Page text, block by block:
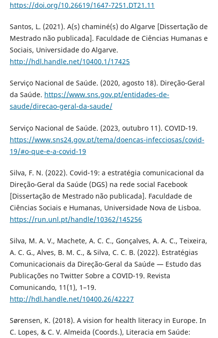
https://doi.org/10.26619/1647-7251.DT21.11
Santos, L. (2021). A(s) chaminé(s) do Algarve [Dissertação de
Mestrado não publicada]. Faculdade de Ciências Humanas e
Sociais, Universidade do Algarve.
http://hdl.handle.net/10400.1/17425
Serviço Nacional de Saúde. (2020, agosto 18). Direção-Geral
da Saúde. https://www.sns.gov.pt/entidades-de-
saude/direcao-geral-da-saude/
Serviço Nacional de Saúde. (2023, outubro 11). COVID-19.
https://www.sns24.gov.pt/tema/doencas-infecciosas/covid-
19/#o-que-e-a-covid-19
Silva, F. N. (2022). Covid-19: a estratégia comunicacional da
Direção-Geral da Saúde (DGS) na rede social Facebook
[Dissertação de Mestrado não publicada]. Faculdade de
Ciências Sociais e Humanas, Universidade Nova de Lisboa.
https://run.unl.pt/handle/10362/145256
Silva, M. A. V., Machete, A. C. C., Gonçalves, A. A. C., Teixeira,
A. C. G., Alves, B. M. C., & Silva, C. C. B. (2022). Estratégias
Comunicacionais da Direção-Geral da Saúde — Estudo das
Publicações no Twitter Sobre a COVID-19. Revista
Comunicando, 11(1), 1–19.
http://hdl.handle.net/10400.26/42227
Sørensen, K. (2018). A vision for health literacy in Europe. In
C. Lopes, & C. V. Almeida (Coords.), Literacia em Saúde: